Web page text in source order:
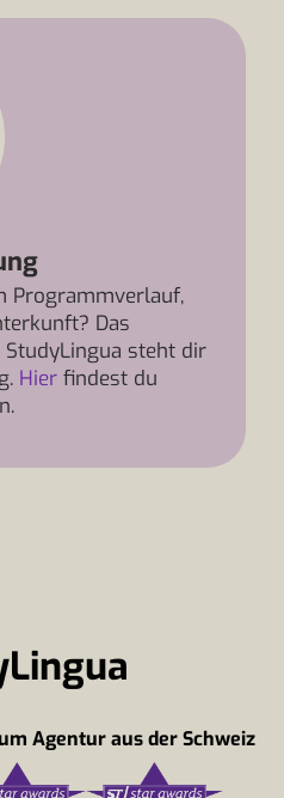
Programmverlauf,
Das
steht dir
Hier findest du
Agentur aus der Schweiz